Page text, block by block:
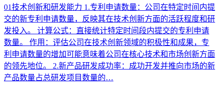
01技术创新和研发能力 1.专利申请数量：公司在特定时间内提
交的新专利申请数量，反映其在技术创新方面的活跃程度和研
发投入。 计算公式：直接统计特定时间段内提交的专利申请
数量。 作用：评估公司在技术创新领域的积极性和成果，专
利申请数量的增加可能意味着公司在核心技术和市场创新方面
的领先地位。 2.新产品研发成功率：成功开发并推向市场的新
产品数量占总研发项目数量的…